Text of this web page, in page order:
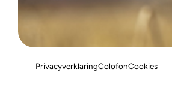
PrivacyverklaringColofonCookies